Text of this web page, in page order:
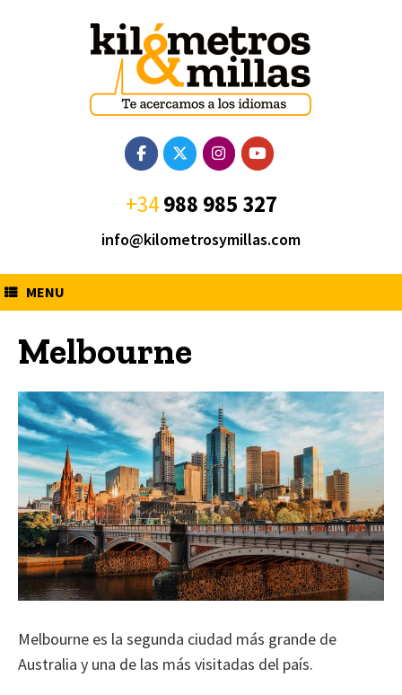
+34 988 985 327
info@kilometrosymillas.com
MENU
Melbourne
Melbourne es la segunda ciudad más grande de
Australia y una de las más visitadas del país.